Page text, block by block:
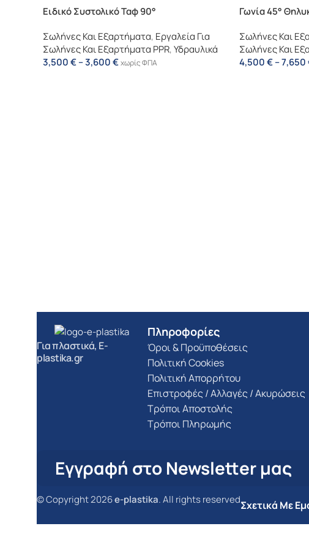
Ειδικό Συστολικό Ταφ 90°
Σωλήνες Και Εξαρτήματα, Εργαλεία Για
Σωλήνες Και Εξαρτήματα PPR,Υδραυλικά
3,500€–3,600€χωρίς ΦΠΑ
Γωνία 45°
Σωλήνες Και
Σωλήνες Και
4,500€–7,650
Για πλαστικά, E-
plastika.gr
Πληροφορίες
Όροι & Προϋποθέσεις
Πολιτική Cookies
Πολιτική Απορρήτου
Επιστροφές / Αλλαγές / Ακυρώσεις
Τρόποι Αποστολής
Τρόποι Πληρωμής
Εγγραφή στο Newsletter μας
© Copyright 2026e-plastika. All rights reservedΣχετικά Με